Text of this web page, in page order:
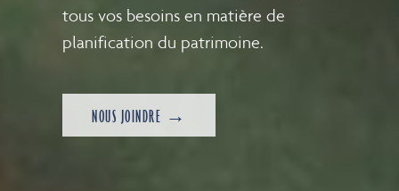
tous vos besoins en matière de
planification du patrimoine.
NOUS JOINDRE →